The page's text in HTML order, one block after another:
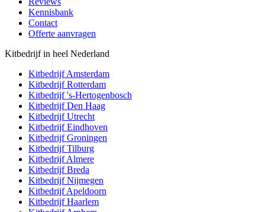
Kennisbank
Contact
Offerte aanvragen
Kitbedrijf in heel Nederland
KitbedrijfAmsterdam
KitbedrijfRotterdam
Kitbedrijf's-Hertogenbosch
KitbedrijfDen Haag
KitbedrijfUtrecht
KitbedrijfEindhoven
KitbedrijfGroningen
KitbedrijfTilburg
KitbedrijfAlmere
KitbedrijfBreda
KitbedrijfNijmegen
KitbedrijfApeldoorn
KitbedrijfHaarlem